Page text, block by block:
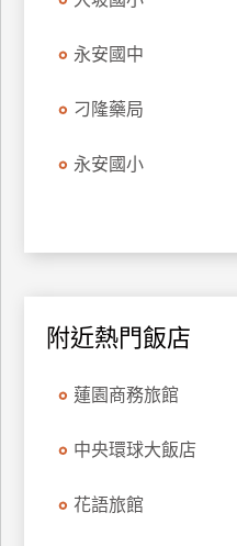
永安國中
刁隆藥局
永安國小
附近熱門飯店
蓮園商務旅館
中央環球大飯店
花語旅館